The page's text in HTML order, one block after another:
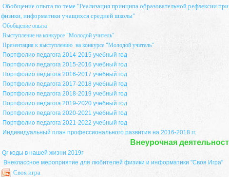
Обобщение опыта по теме "Реализация принципа образовательной рефлексии
физики, информатики учащихся средней школы"
Обобщение опыта
Выступление на конкурсе "Молодой учитель"
Презентация к выступлению на конкурсе "Молодой учитель"
Портфолио педагога 2014-2015 учебный год
Портфолио педагога 2015-2016 учебный год
Портфолио педагога 2016-2017 учебный год
Портфолио педагога 2017-2018 учебный год
Портфолио педагога 2018-2019 учебный год
Портфолио педагога 2019-2020 учебный год
Портфолио педагога 2020-2021 учебный год
Портфолио педагога 2021-2022 учебный год
Индивидуальный план профессионального развития на 2016-2018 гг.
Внеурочная
Qr коды в нашей жизни 2019г
Внеклассное мероприятие для любителей физики и информатики "Своя Игра"
Своя игра